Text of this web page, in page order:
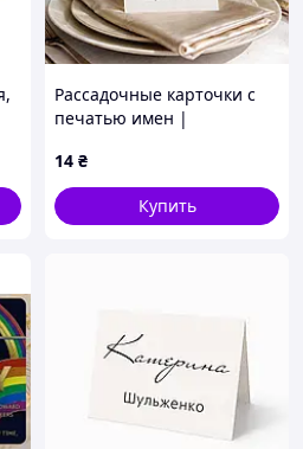
Рассадочные карточки с
печатью имен |
14 ₴
Купить